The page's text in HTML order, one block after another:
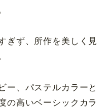
ぎず、所作を美しく見
ー、パステルカラーと
の高いベーシックカラ